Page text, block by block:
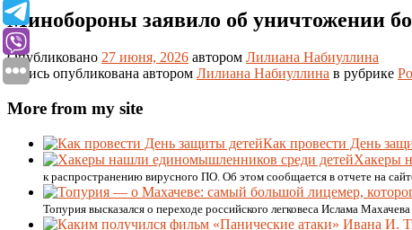
Минобороны заявило об уничтожении
Опубликовано 27 июня, 2026 автором Лилиана Набиуллина
Запись опубликована автором Лилиана Набиуллина в рубрике
More from my site
Как провести День
Хакеры
к распространению вирусного ПО. Об этом сообщается в отчете на
Топурия высказался о переходе российского легковеса Ислама